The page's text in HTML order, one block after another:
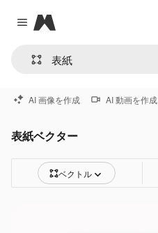
Close menu
Magnific
AI 画像を作成 AI 動画を作成
表紙ベクター
ベクトル